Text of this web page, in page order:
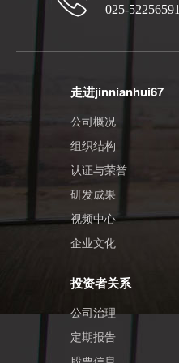
025-52256591
走进jinnianhui67
公司概况
组织结构
认证与荣誉
研发成果
视频中心
企业文化
投资者关系
公司治理
定期报告